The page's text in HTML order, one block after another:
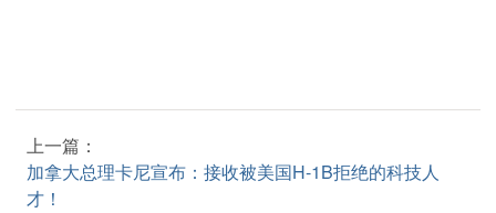
上一篇：
加拿大总理卡尼宣布：接收被美国H-1B拒绝的科技人
才！